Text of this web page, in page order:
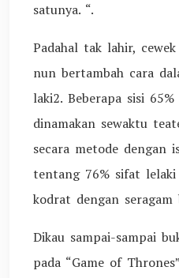
satunya. “.
Padahal tak lahir,
nun bertambah cara
laki2. Beberapa sisi
dinamakan sewaktu
secara metode dengan
tentang 76% sifat
kodrat dengan seragam
Dikau sampai-sampai
pada “Game of